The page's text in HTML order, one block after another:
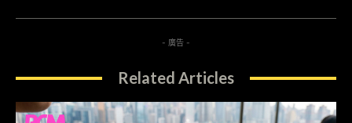
- 廣告 -
Related Articles